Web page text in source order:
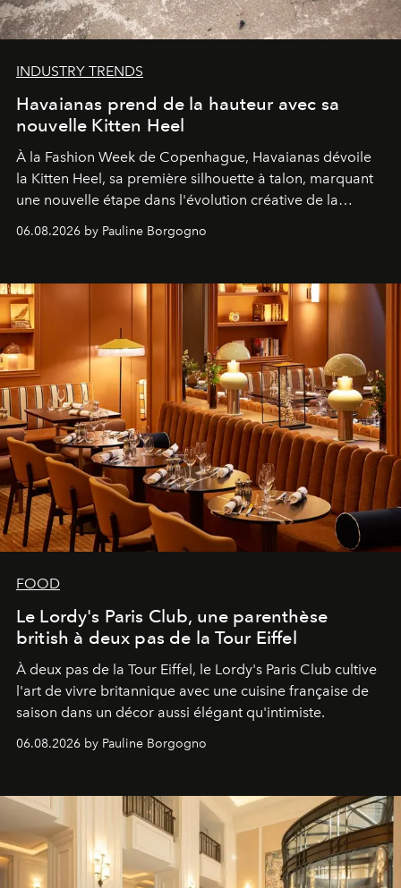
INDUSTRY TRENDS
Havaianas prend de la hauteur avec sa
nouvelle Kitten Heel
À la Fashion Week de Copenhague, Havaianas dévoile
la Kitten Heel, sa première silhouette à talon, marquant
une nouvelle étape dans l'évolution créative de la
06.08.2026 by Pauline Borgogno
FOOD
Le Lordy's Paris Club, une parenthèse
british à deux pas de la Tour Eiffel
À deux pas de la Tour Eiffel, le Lordy's Paris Club cultive
l'art de vivre britannique avec une cuisine française de
saison dans un décor aussi élégant qu'intimiste.
06.08.2026 by Pauline Borgogno